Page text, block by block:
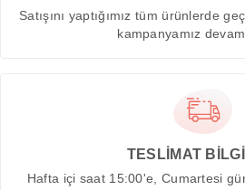
Satışını yaptığımız tüm ürünlerde
kampanyamız
TESLİMAT
Hafta içi saat 15:00'e, Cumartesi